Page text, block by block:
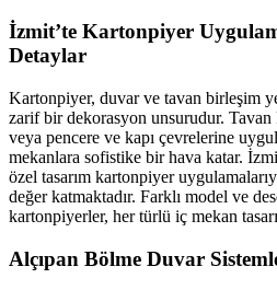
İzmit’te Kartonpiyer
Detaylar
Kartonpiyer, duvar ve tavan birleşim
zarif bir dekorasyon unsurudur. Tavan
veya pencere ve kapı çevrelerine
mekanlara sofistike bir hava katar.
özel tasarım kartonpiyer
değer katmaktadır. Farklı model ve
kartonpiyerler, her türlü iç mekan
Alçıpan Bölme Duvar